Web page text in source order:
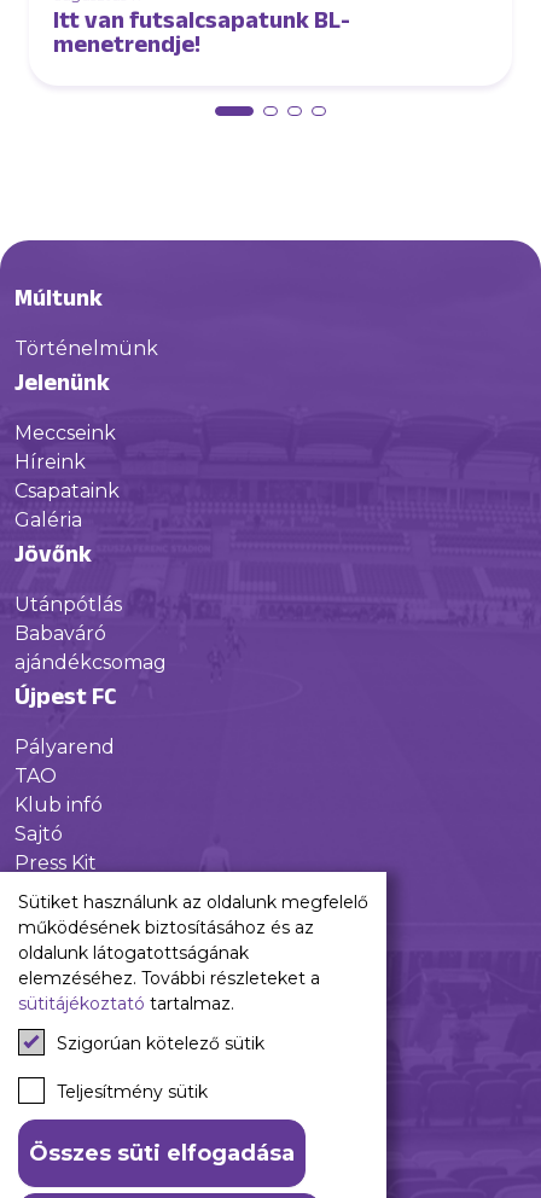
Itt van futsalcsapatunk BL-
menetrendje!
Múltunk
Történelmünk
Jelenünk
Meccseink
Híreink
Csapataink
Galéria
Jövőnk
Utánpótlás
Babaváró
ajándékcsomag
Újpest FC
Pályarend
TAO
Klub infó
Sajtó
Press Kit
Újpest FC Shop
Digitális felületeink
Facebook
Instagram
Tiktok
Youtube
Spotify
ÁSZF
Sütiket használunk az oldalunk megfelelő
működésének biztosításához és az
oldalunk látogatottságának
elemzéséhez. További részleteket a
sütitájékoztató tartalmaz.
Szigorúan kötelező sütik
Teljesítmény sütik
Összes süti elfogadása